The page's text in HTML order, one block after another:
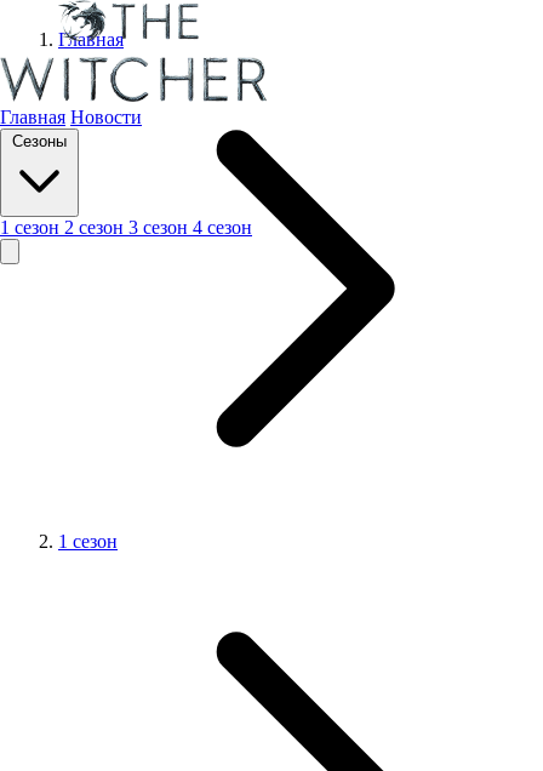
Главная Новости
Сезоны
1 сезон 2 сезон 3 сезон 4 сезон
Главная
1 сезон